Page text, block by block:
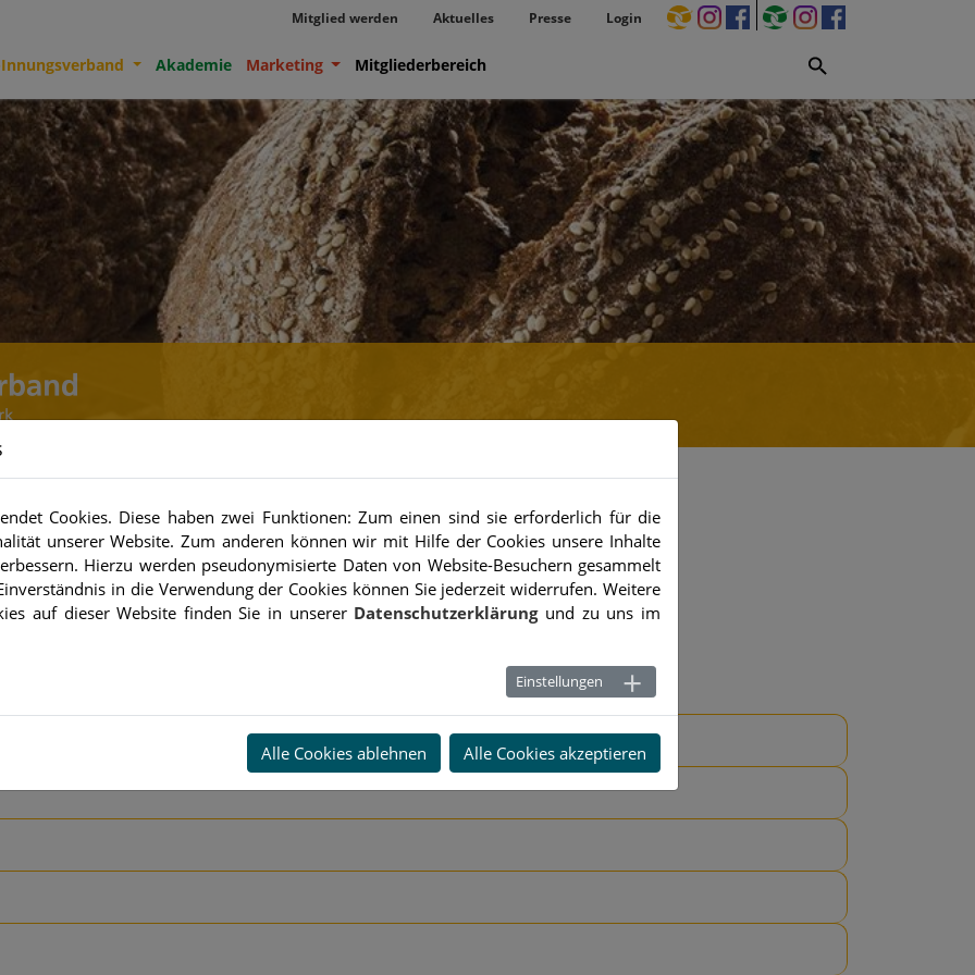
Mitglied werden Aktuelles Presse Login
Akademie Marketing Mitgliederbereich
Innungsverband für das bayerische Bäckerhandwerk.
Cookies. Diese haben zwei Funktionen: Zum einen sind sie erforderlich für die
unserer Website. Zum anderen können wir mit Hilfe der Cookies unsere Inhalte
Hierzu werden pseudonymisierte Daten von Website-Besuchern gesammelt
in die Verwendung der Cookies können Sie jederzeit widerrufen. Weitere
auf dieser Website finden Sie in unserer Datenschutzerklärungund zu uns im
Einstellungen
Alle Cookies ablehnen Alle Cookies akzeptieren